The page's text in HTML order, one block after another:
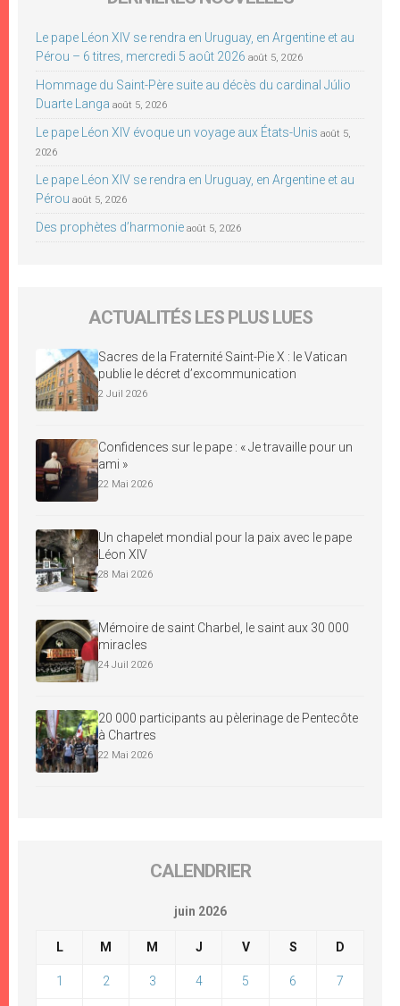
Le pape Léon XIV se rendra en Uruguay, en Argentine et au
Pérou – 6 titres, mercredi 5 août 2026 août 5, 2026
Hommage du Saint-Père suite au décès du cardinal Júlio
Duarte Langa août 5, 2026
Le pape Léon XIV évoque un voyage aux États-Unis août 5,
2026
Le pape Léon XIV se rendra en Uruguay, en Argentine et au
Pérou août 5, 2026
Des prophètes d’harmonie août 5, 2026
ACTUALITÉS LES PLUS LUES
Sacres de la Fraternité Saint-Pie X : le Vatican
publie le décret d’excommunication
2 Juil 2026
Confidences sur le pape : « Je travaille pour un
ami »
22 Mai 2026
Un chapelet mondial pour la paix avec le pape
Léon XIV
28 Mai 2026
Mémoire de saint Charbel, le saint aux 30 000
miracles
24 Juil 2026
20 000 participants au pèlerinage de Pentecôte
à Chartres
22 Mai 2026
CALENDRIER
juin 2026
L M M J V S D
1 2 3 4 5 6 7